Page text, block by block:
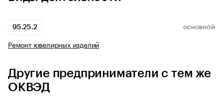
95.25.2 ОСНОВНОЙ
Ремонт ювелирных изделий
Другие предприниматели с тем же
ОКВЭД